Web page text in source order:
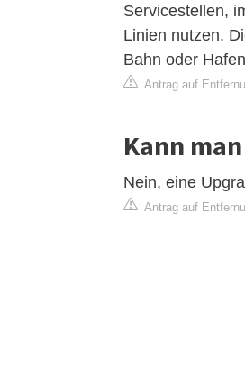
Servicestellen,
Linien nutzen.
Bahn oder
Antrag auf
Kann
Nein, eine
Antrag auf